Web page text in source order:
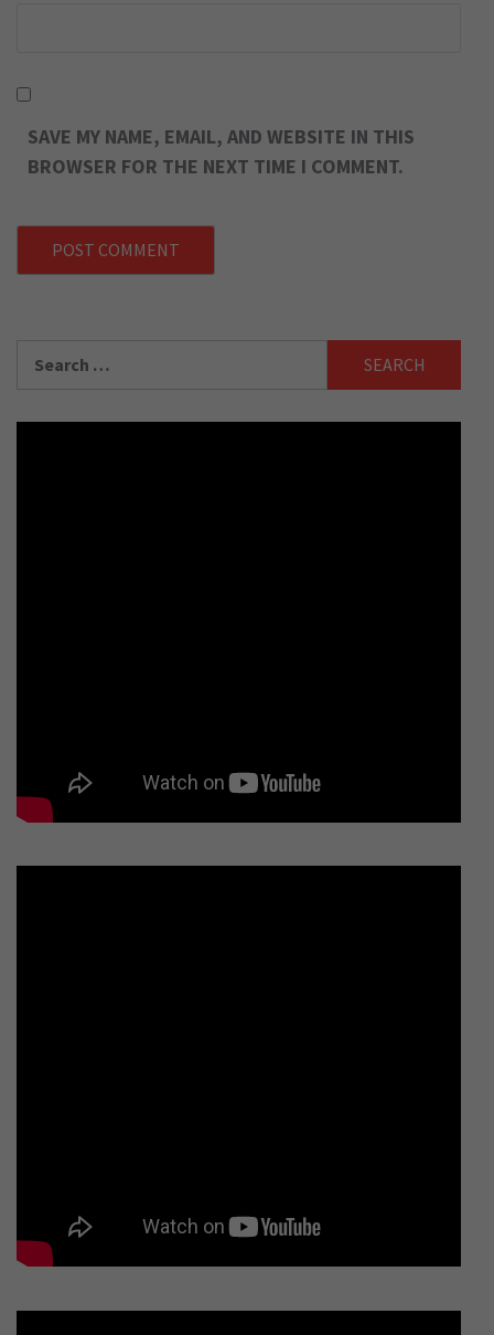
SAVE MY NAME, EMAIL, AND WEBSITE IN THIS
BROWSER FOR THE NEXT TIME I COMMENT.
for: